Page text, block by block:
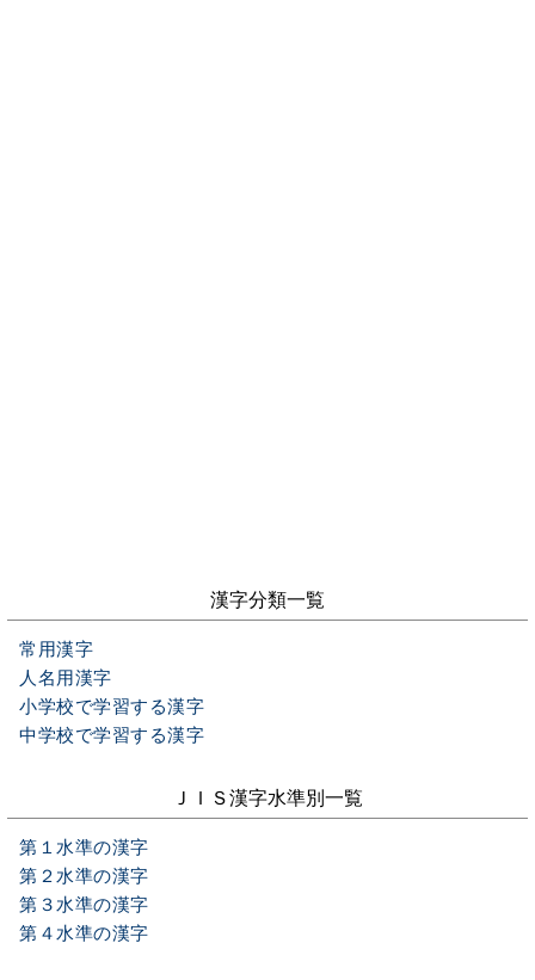
漢字分類一覧
常用漢字
人名用漢字
小学校で学習する漢字
中学校で学習する漢字
ＪＩＳ漢字水準別一覧
第１水準の漢字
第２水準の漢字
第３水準の漢字
第４水準の漢字